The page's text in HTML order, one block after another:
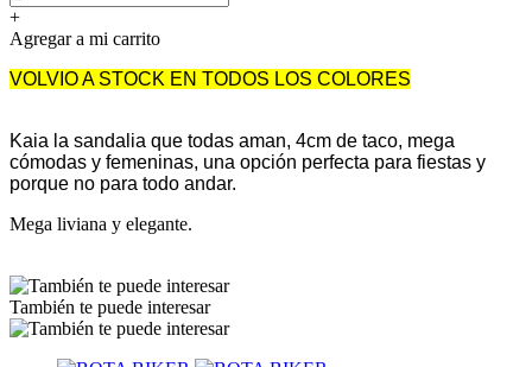
+
Agregar a mi carrito
VOLVIO A STOCK EN TODOS LOS COLORES
Kaia la sandalia que todas aman, 4cm de taco, mega
cómodas y femeninas, una opción perfecta para fiestas y
porque no para todo andar.
Mega liviana y elegante.
También te puede interesar